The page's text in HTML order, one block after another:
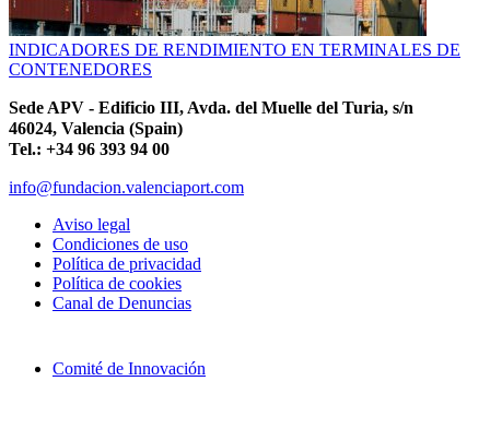
INDICADORES DE RENDIMIENTO EN TERMINALES DE
CONTENEDORES
Sede APV - Edificio III, Avda. del Muelle del Turia, s/n
46024, Valencia (Spain)
Tel.: +34 96 393 94 00
info@fundacion.valenciaport.com
Aviso legal
Condiciones de uso
Política de privacidad
Política de cookies
Canal de Denuncias
Comité de Innovación